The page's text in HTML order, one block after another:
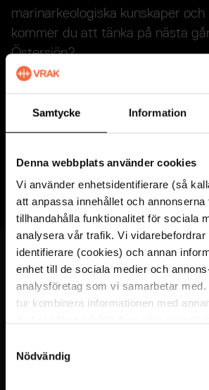
Samtycke Information
Denna webbplats använder cookies
Vi använder enhetsidentifierare (så
att anpassa innehållet och annonserna
tillhandahålla funktionalitet för sociala
analysera vår trafik. Vi vidarebefordrar
identifierare (cookies) och annan
enhet till de sociala medier och
analysföretag som vi samarbetar
tur kombinera informationen med
cookies.
Nödvändig
marinarkeologiska kunskaper
kommer du att tänka på nästa
Östersjön?
Senast uppdaterad
Besöksadress
Djurgårdsstrand 17
Vrak på Google Maps